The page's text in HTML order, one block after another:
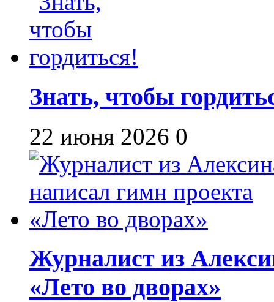
Знать, чтобы
22 июня 2026 0
Журналист из
«Лето во дворах»